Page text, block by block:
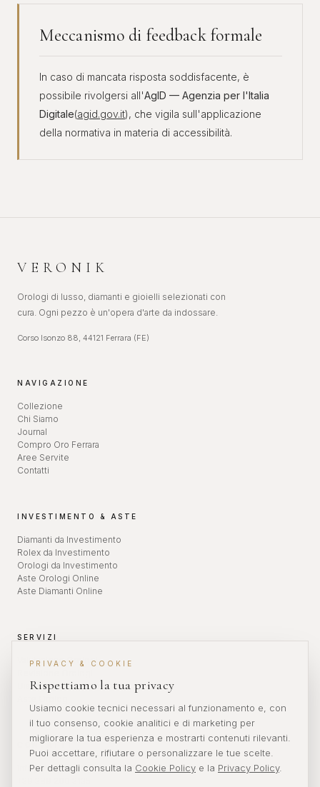
PRIVACY & COOKIE
Rispettiamo la tua privacy
Usiamo cookie tecnici necessari al funzionamento e, con
il tuo consenso, cookie analitici e di marketing per
migliorare la tua esperienza e mostrarti contenuti rilevanti.
Puoi accettare, rifiutare o personalizzare le tue scelte.
Per dettagli consulta la Cookie Policy e la Privacy Policy.
Meccanismo di feedback formale
In caso di mancata risposta soddisfacente, è
possibile rivolgersi all'AgID — Agenzia per l'Italia
Digitale(agid.gov.it), che vigila sull'applicazione
della normativa in materia di accessibilità.
VERONIK
Orologi di lusso, diamanti e gioielli selezionati con
cura. Ogni pezzo è un'opera d'arte da indossare.
Corso Isonzo 88, 44121 Ferrara (FE)
NAVIGAZIONE
Collezione
Chi Siamo
Journal
Compro Oro Ferrara
Aree Servite
Contatti
INVESTIMENTO & ASTE
Diamanti da Investimento
Rolex da Investimento
Orologi da Investimento
Aste Orologi Online
Aste Diamanti Online
SERVIZI
Valutazione Orologi
Diamanti da Investimento
CONTATTI
info@veronikwatches.com